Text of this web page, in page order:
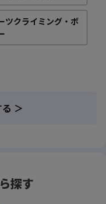
ツクライミング・ボ
＞
探す